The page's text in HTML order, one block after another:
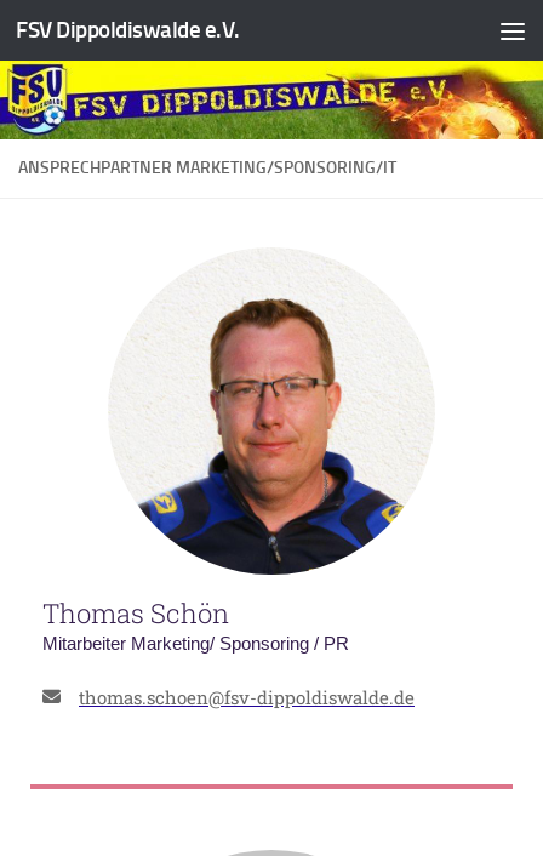
Zum Inhalt springen
FSV Dippoldiswalde e.V.
ANSPRECHPARTNER MARKETING/SPONSORING/IT
Thomas Schön
Mitarbeiter Marketing/ Sponsoring / PR
thomas.schoen@fsv-dippoldiswalde.de